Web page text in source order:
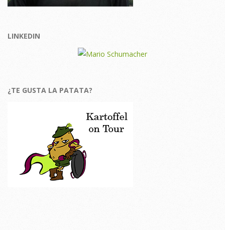
LINKEDIN
¿TE GUSTA LA PATATA?